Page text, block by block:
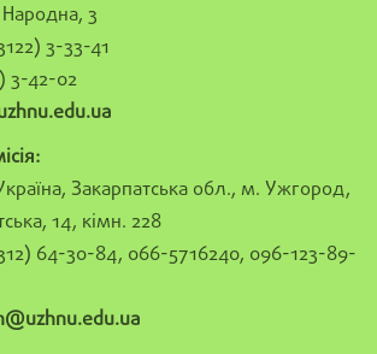
3
3-33-41
3-42-02
Закарпатська обл., м. Ужгород,
14, кімн. 228
64-30-84, 066-5716240, 096-123-89-